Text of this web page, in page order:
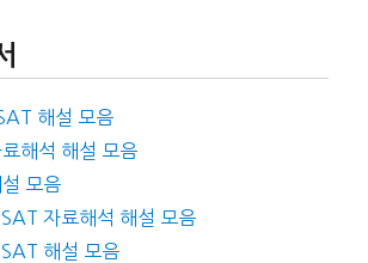
해설 모음
해석 해설 모음
모음
자료해석 해설 모음
해설 모음